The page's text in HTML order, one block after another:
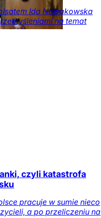
Ida Nowakowska
na temat
czyli katastrofa
pracuje w sumie nieco
a po przeliczeniu na